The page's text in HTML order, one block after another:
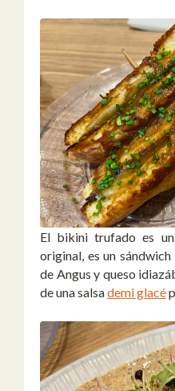
El bikini trufado es
original, es un
de Angus y queso
de una salsademi glacé